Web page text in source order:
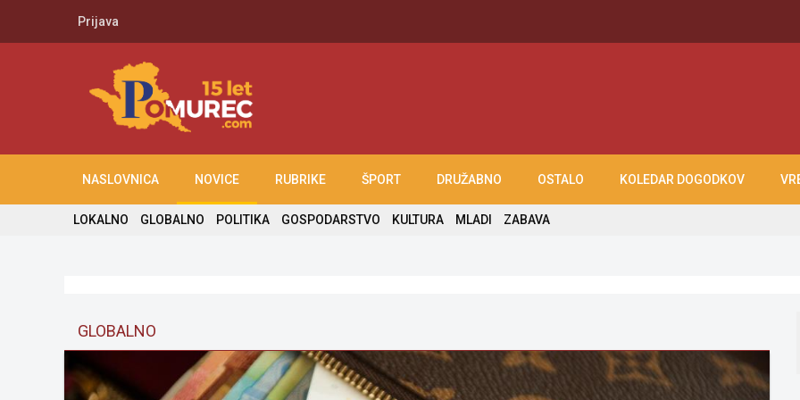
Prijava
NASLOVNICA NOVICE RUBRIKE ŠPORT DRUŽABNO OSTALO KOLEDAR DOGODKOV
LOKALNO GLOBALNO POLITIKA GOSPODARSTVO KULTURA MLADI ZABAVA
GLOBALNO